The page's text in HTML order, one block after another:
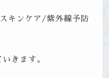
キンケア/紫外線予防
きます。